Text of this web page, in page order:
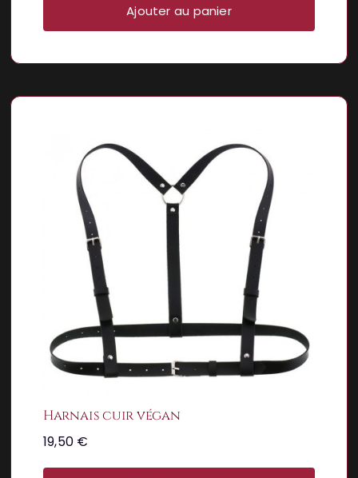
Ajouter au panier
Harnais cuir végan
19,50 €